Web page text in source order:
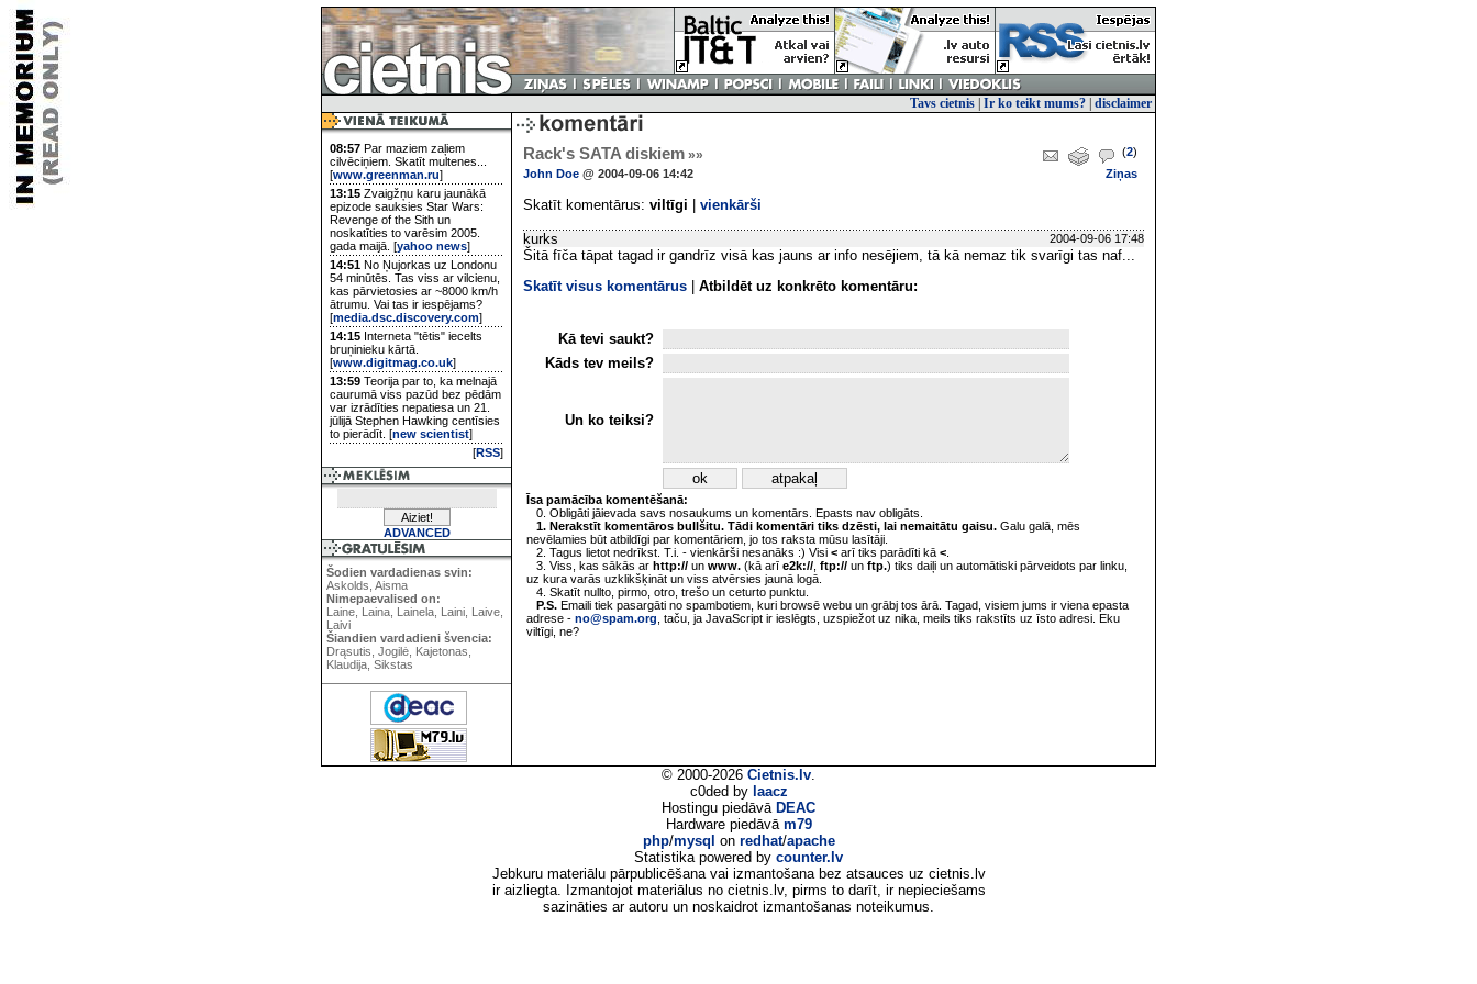
Tavs cietnis Ir ko teikt mums? disclaimer
08:57 Par maziem zaļiem
cilvēciņiem. Skatīt multenes...
[www.greenman.ru]
13:15 Zvaigžņu karu jaunākā
epizode sauksies Star Wars:
Revenge of the Sith un
noskatīties to varēsim 2005.
gada maijā. [yahoo news]
14:51 No Ņujorkas uz Londonu
54 minūtēs. Tas viss ar vilcienu,
kas pārvietosies ar ~8000 km/h
ātrumu. Vai tas ir iespējams?
[media.dsc.discovery.com]
14:15 Interneta "tētis" iecelts
bruņinieku kārtā.
[www.digitmag.co.uk]
13:59 Teorija par to, ka melnajā
caurumā viss pazūd bez pēdām
var izrādīties nepatiesa un 21.
jūlijā Stephen Hawking centīsies
to pierādīt. [new scientist]
[RSS]
ADVANCED
Šodien vardadienas svin:
Askolds, Aisma
Nimepaevalised on:
Laine, Laina, Lainela, Laini, Laive,
Laivi
Šiandien vardadieni švencia:
Drąsutis, Jogilė, Kajetonas,
Klaudija, Sikstas
Rack's SATA diskiem »» (2)
John Doe @ 2004-09-06 14:42 Ziņas
Skatīt komentārus: viltīgi vienkārši
kurks 2004-09-06 17:48
Šitā fīča tāpat tagad ir gandrīz visā kas jauns ar info nesējiem, tā kā nemaz tik svarīgi tas naf...
Skatīt visus komentārus
Atbildēt uz konkrēto komentāru:
Kā tevi saukt?
Kāds tev meils?
Un ko teiksi?
Īsa pamācība komentēšanā:
0. Obligāti jāievada savs nosaukums un komentārs. Epasts nav obligāts.
1. Nerakstīt komentāros bullšitu. Tādi komentāri tiks dzēsti, lai nemaitātu gaisu. Galu galā, mēs
nevēlamies būt atbildīgi par komentāriem, jo tos raksta mūsu lasītāji.
2. Tagus lietot nedrīkst. T.i. - vienkārši nesanāks :) Visi < arī tiks parādīti kā <
3. Viss, kas sākās ar http:// un www. (kā arī e2k:// ftp:// un ftp.) tiks daiļi un automātiski pārveidots par linku,
uz kura varās uzklikšķināt un viss atvērsies jaunā logā.
4. Skatīt nullto, pirmo, otro, trešo un ceturto punktu.
P.S. Emaili tiek pasargāti no spambotiem, kuri browsē webu un grābj tos ārā. Tagad, visiem jums ir viena epasta
adrese - no@spam.org , taču, ja JavaScript ir ieslēgts, uzspiežot uz nika, meils tiks rakstīts uz īsto adresi. Eku
viltīgi, ne?
© 2000-2026 Cietnis.lv.
c0ded by laacz
Hostingu piedāvā DEAC
Hardware piedāvā m79
php/mysql on redhat/apache
Statistika powered by counter.lv
Jebkuru materiālu pārpublicēšana vai izmantošana bez atsauces uz cietnis.lv
ir aizliegta. Izmantojot materiālus no cietnis.lv, pirms to darīt, ir nepieciešams
sazināties ar autoru un noskaidrot izmantošanas noteikumus.